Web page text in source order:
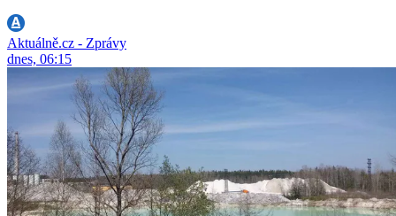
Aktuálně.cz - Zprávy
dnes, 06:15